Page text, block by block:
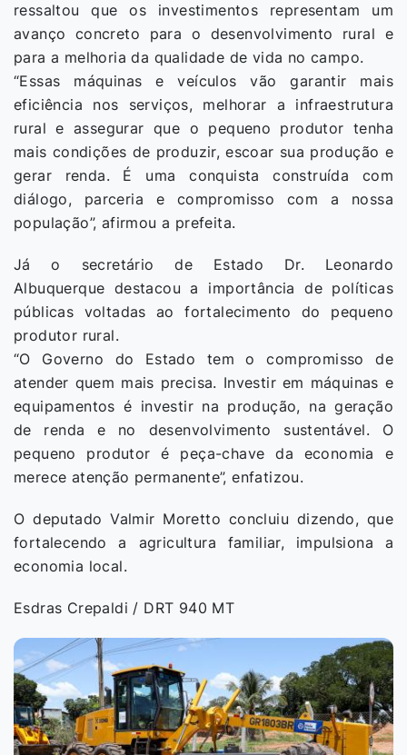
ressaltou que os investimentos representam um
avanço concreto para o desenvolvimento rural e
para a melhoria da qualidade de vida no campo.
“Essas máquinas e veículos vão garantir mais
eficiência nos serviços, melhorar a infraestrutura
rural e assegurar que o pequeno produtor tenha
mais condições de produzir, escoar sua produção e
gerar renda. É uma conquista construída com
diálogo, parceria e compromisso com a nossa
população”, afirmou a prefeita.
Já o secretário de Estado Dr. Leonardo
Albuquerque destacou a importância de políticas
públicas voltadas ao fortalecimento do pequeno
produtor rural.
“O Governo do Estado tem o compromisso de
atender quem mais precisa. Investir em máquinas e
equipamentos é investir na produção, na geração
de renda e no desenvolvimento sustentável. O
pequeno produtor é peça-chave da economia e
merece atenção permanente”, enfatizou.
O deputado Valmir Moretto concluiu dizendo, que
fortalecendo a agricultura familiar, impulsiona a
economia local.
Esdras Crepaldi / DRT 940 MT